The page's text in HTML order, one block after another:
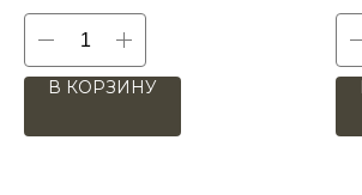
В КОРЗИНУ